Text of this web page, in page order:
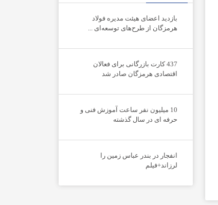
بازدید اعضای هیئت مدیره فولاد
هرمزگان از طرح‌های توسعه‌ای ...
437 کارت بازرگانی برای فعالان
اقتصادی هرمزگان صادر شد
10 میلیون نفر ساعت آموزش فنی و
حرفه ای در سال گذشته
انفجار در بندر عباس زمین را
لرزاند+فیلم